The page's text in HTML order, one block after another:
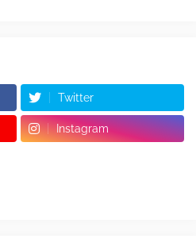
Twitter
Instagram